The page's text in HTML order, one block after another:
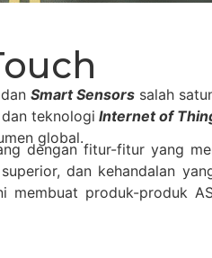
dan Smart Sensors salah
teknologi Internet of
global.
dengan fitur-fitur yang
dan kehandalan
membuat produk-produk